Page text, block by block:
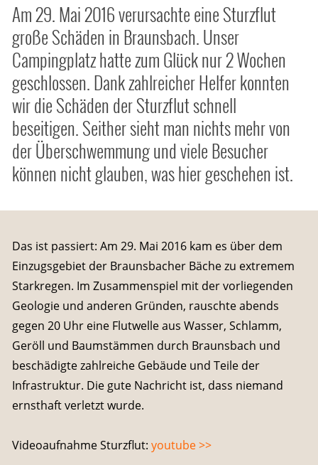
Am 29. Mai 2016 verursachte eine Sturzflut
große Schäden in Braunsbach. Unser
Campingplatz hatte zum Glück nur 2 Wochen
geschlossen. Dank zahlreicher Helfer konnten
wir die Schäden der Sturzflut schnell
beseitigen. Seither sieht man nichts mehr von
der Überschwemmung und viele Besucher
können nicht glauben, was hier geschehen ist.
Das ist passiert: Am 29. Mai 2016 kam es über dem
Einzugsgebiet der Braunsbacher Bäche zu extremem
Starkregen. Im Zusammenspiel mit der vorliegenden
Geologie und anderen Gründen, rauschte abends
gegen 20 Uhr eine Flutwelle aus Wasser, Schlamm,
Geröll und Baumstämmen durch Braunsbach und
beschädigte zahlreiche Gebäude und Teile der
Infrastruktur. Die gute Nachricht ist, dass niemand
ernsthaft verletzt wurde.
Videoaufnahme Sturzflut: youtube >>